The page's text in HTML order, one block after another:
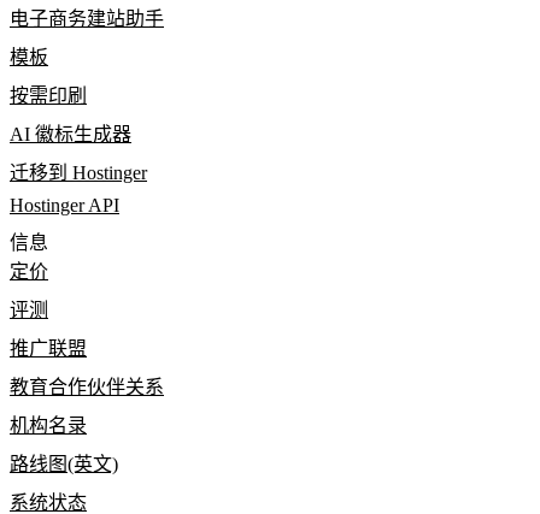
电子商务建站助手
模板
按需印刷
AI 徽标生成器
迁移到 Hostinger
Hostinger API
信息
定价
评测
推广联盟
教育合作伙伴关系
机构名录
路线图(英文)
系统状态